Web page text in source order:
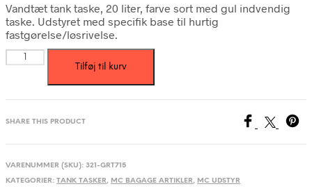
Vandtæt tank taske, 20 liter, farve sort med gul indvendig
taske. Udstyret med specifik base til hurtig
fastgørelse/løsrivelse.
GIVI
TANKTASKE
-
Tilføj til kurv
SHARE THIS PRODUCT
VARENUMMER (SKU): 321-GRT715
KATEGORIER: TANK TASKER, MC BAGAGE ARTIKLER, MC UDSTYR